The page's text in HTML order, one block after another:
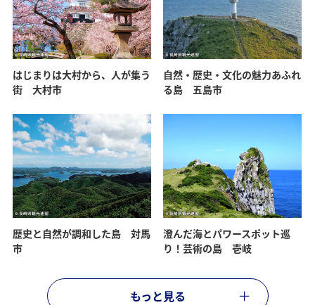
はじまりは大村から、人が集う
街 大村市
自然・歴史・文化の魅力あふれ
る島 五島市
歴史と自然が調和した島 対馬
市
澄んだ海とパワースポット巡
り！芸術の島 壱岐
もっと見る